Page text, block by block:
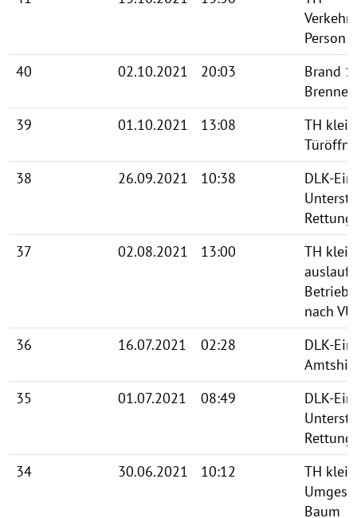
Person
40
02.10.2021 20:03
Brand 1
39
01.10.2021 13:08
TH klein
38
26.09.2021 10:38
DLK-
37
02.08.2021 13:00
TH klein
nach VU
36
16.07.2021 02:28
DLK-
35
01.07.2021 08:49
DLK-
34
30.06.2021 10:12
TH klein
Baum